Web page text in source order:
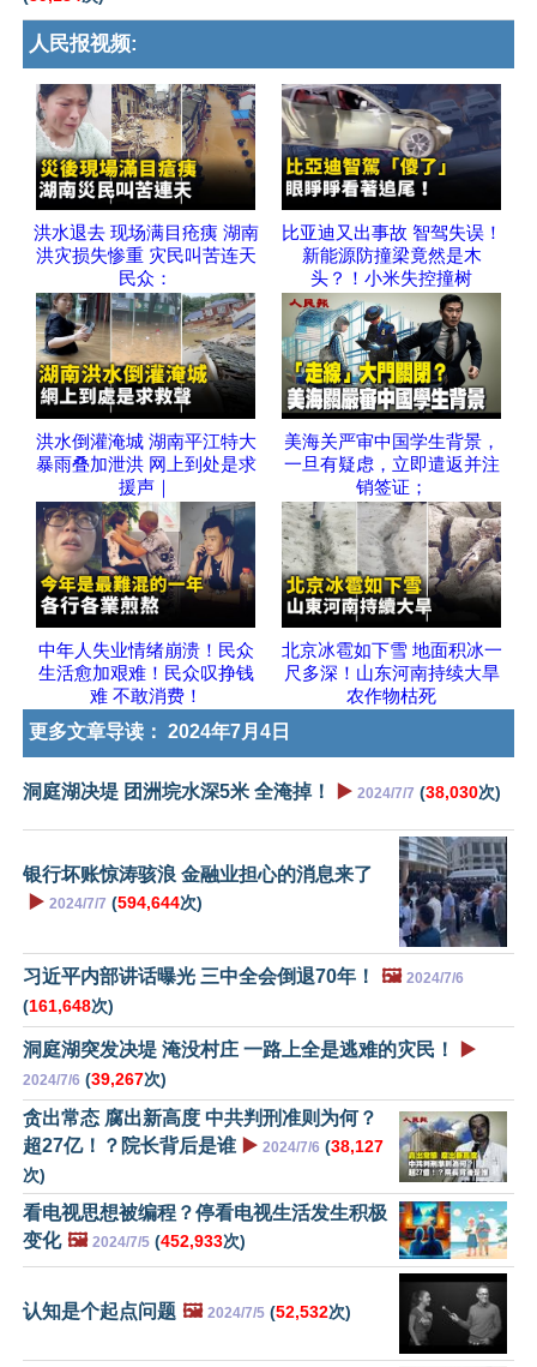
人民报视频:
洪水退去 现场满目疮痍 湖南
洪灾损失惨重 灾民叫苦连天
民众：
比亚迪又出事故 智驾失误！
新能源防撞梁竟然是木
头？！小米失控撞树
洪水倒灌淹城 湖南平江特大
暴雨叠加泄洪 网上到处是求
援声｜
美海关严审中国学生背景，
一旦有疑虑，立即遣返并注
销签证；
中年人失业情绪崩溃！民众
生活愈加艰难！民众叹挣钱
难 不敢消费！
北京冰雹如下雪 地面积冰一
尺多深！山东河南持续大旱
农作物枯死
更多文章导读： 2024年7月4日
洞庭湖决堤 团洲垸水深5米 全淹掉！ ▶️ 2024/7/7 (38,030次)
银行坏账惊涛骇浪 金融业担心的消息来了
▶️ 2024/7/7 (594,644次)
习近平内部讲话曝光 三中全会倒退70年！ 🖼️ 2024/7/6
(161,648次)
洞庭湖突发决堤 淹没村庄 一路上全是逃难的灾民！ ▶️
2024/7/6 (39,267次)
贪出常态 腐出新高度 中共判刑准则为何？
超27亿！？院长背后是谁 ▶️ 2024/7/6 (38,127
次)
看电视思想被编程？停看电视生活发生积极
变化 🖼️ 2024/7/5 (452,933次)
认知是个起点问题 🖼️ 2024/7/5 (52,532次)